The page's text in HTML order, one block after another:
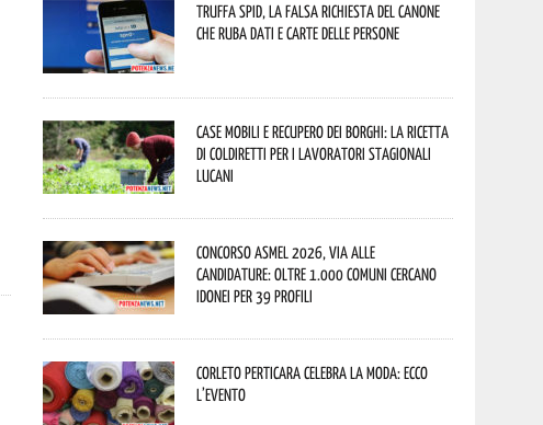
Truffa Spid, la falsa richiesta del canone
che ruba dati e carte delle persone
Case mobili e recupero dei borghi: la ricetta
di Coldiretti per i lavoratori stagionali
lucani
Concorso Asmel 2026, via alle
candidature: oltre 1.000 Comuni cercano
idonei per 39 profili
Corleto Perticara celebra la moda: ecco
l’evento